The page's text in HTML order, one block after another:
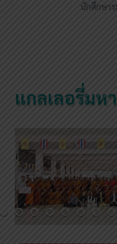
นักศึกษา
แกลเลอรี่มห